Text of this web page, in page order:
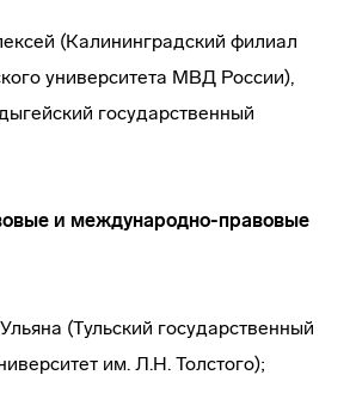
(Калининградский филиал
университета МВД России),
государственный
и международно-правовые
(Тульский государственный
им. Л.Н. Толстого);